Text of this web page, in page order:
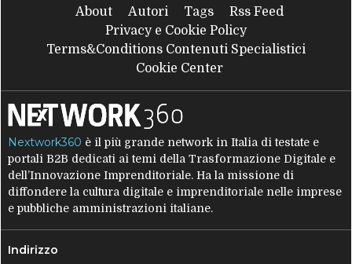
About Autori Tags
Rss Feed
Privacy e Cookie Policy
Terms&Conditions Contenuti Specialistici
Cookie Center
Nextwork360 è il più grande network in Italia di testate e
portali B2B dedicati ai temi della Trasformazione Digitale e
dell’Innovazione Imprenditoriale. Ha la missione di
diffondere la cultura digitale e imprenditoriale nelle imprese
e pubbliche amministrazioni italiane.
Indirizzo